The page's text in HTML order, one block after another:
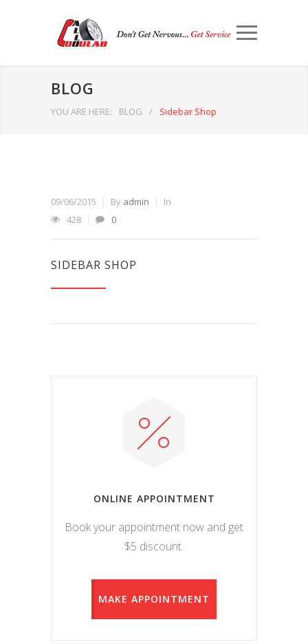
BLOG
YOU ARE HERE: BLOG / Sidebar Shop
09/06/2015 By admin
In
428
0
SIDEBAR SHOP
ONLINE APPOINTMENT
Book your appointment now and get
$5 discount.
MAKE APPOINTMENT